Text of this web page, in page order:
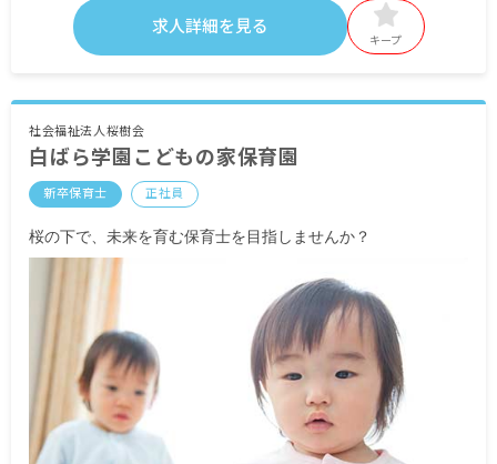
基本給 192,000円～194,000円
市補助金手当 10,500円
被服手当：4,000円／年
就職準備金 50,000円
り）
賞与有 年2回 計3.00カ月分（前年度実績）
求人詳細を見る
キープ
社会福祉法人桜樹会
白ばら学園こどもの家保育園
新卒保育士 正社員
桜の下で、未来を育む保育士を目指しませんか？